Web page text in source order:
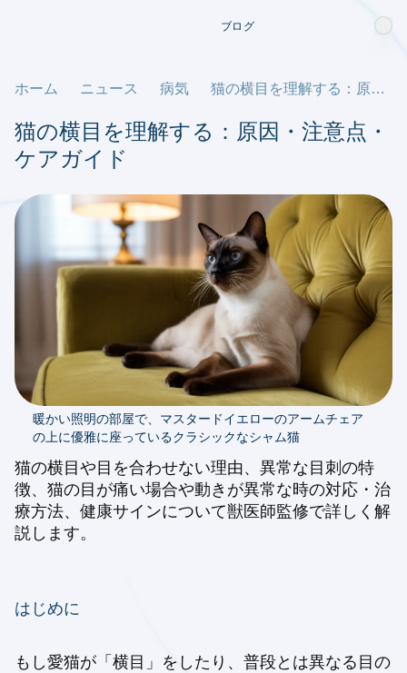
ブログ
ホーム ニュース 病気 猫の横目を理解する：原因・注意点・ケアガイド
猫の横目を理解する：原因・注意点・
ケアガイド
暖かい照明の部屋で、マスタードイエローのアームチェア
の上に優雅に座っているクラシックなシャム猫
猫の横目や目を合わせない理由、異常な目刺の特
徴、猫の目が痛い場合や動きが異常な時の対応・治
療方法、健康サインについて獣医師監修で詳しく解
説します。
はじめに
もし愛猫が「横目」をしたり、普段とは異なる目の